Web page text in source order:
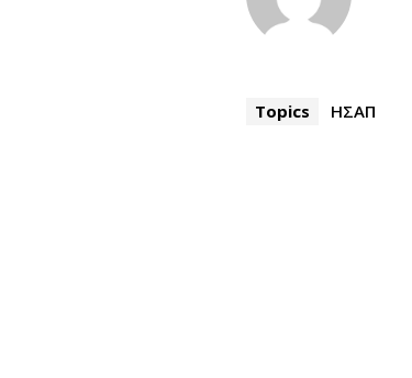
Topics ΗΣΑΠ